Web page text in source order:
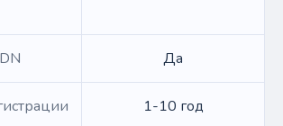
Да
1-10 год